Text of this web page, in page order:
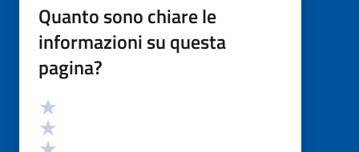
Quanto sono chiare le
informazioni su questa
pagina?
Valutazione